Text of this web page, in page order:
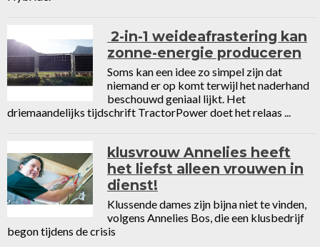
2-in-1 weideafrastering kan
zonne-energie produceren
Soms kan een idee zo simpel zijn dat
niemand er op komt terwijl het naderhand
beschouwd geniaal lijkt. Het
driemaandelijks tijdschrift TractorPower doet het relaas ...
klusvrouw Annelies heeft
het liefst alleen vrouwen in
dienst!
Klussende dames zijn bijna niet te vinden,
volgens Annelies Bos, die een klusbedrijf
begon tijdens de crisis